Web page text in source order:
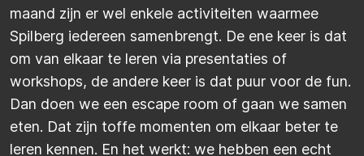
maand zijn er wel enkele activiteiten waarmee
Spilberg iedereen samenbrengt. De ene keer is dat
om van elkaar te leren via presentaties of
workshops, de andere keer is dat puur voor de fun.
Dan doen we een escape room of gaan we samen
eten. Dat zijn toffe momenten om elkaar beter te
leren kennen. En het werkt: we hebben een echt